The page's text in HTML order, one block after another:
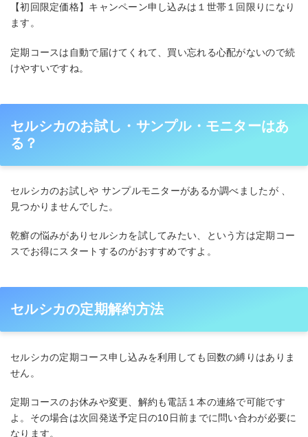
【初回限定価格】キャンペーン申し込みは１世帯１回限りになり
ます。
定期コースは自動で届けてくれて、買い忘れる心配がないので続
けやすいですね。
セルシカのお試し・サンプル・モニターはあ
る？
セルシカのお試しや サンプルモニターがあるか調べましたが 、
見つかりませんでした。
乾癬の悩みがありセルシカを試してみたい、という方は定期コー
スでお得にスタートするのがおすすめですよ。
セルシカの定期解約方法
セルシカの定期コース申し込みを利用しても回数の縛りはありま
せん。
定期コースのお休みや変更、解約も電話１本の連絡で可能です
よ。その場合は次回発送予定日の10日前までに問い合わが必要に
なります。